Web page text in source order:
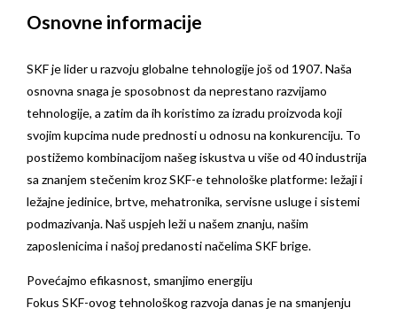
Osnovne informacije
SKF je lider u razvoju globalne tehnologije još od 1907. Naša
osnovna snaga je sposobnost da neprestano razvijamo
tehnologije, a zatim da ih koristimo za izradu proizvoda koji
svojim kupcima nude prednosti u odnosu na konkurenciju. To
postižemo kombinacijom našeg iskustva u više od 40 industrija
sa znanjem stečenim kroz SKF-e tehnološke platforme: ležaji i
ležajne jedinice, brtve, mehatronika, servisne usluge i sistemi
podmazivanja. Naš uspjeh leži u našem znanju, našim
zaposlenicima i našoj predanosti načelima SKF brige.
Povećajmo efikasnost, smanjimo energiju
Fokus SKF-ovog tehnološkog razvoja danas je na smanjenju